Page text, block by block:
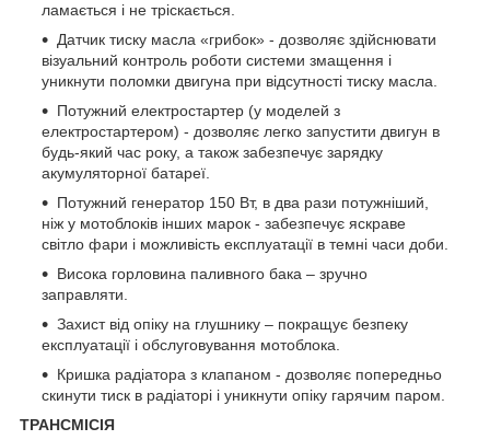
ламається і не тріскається.
Датчик тиску масла «грибок» - дозволяє здійснювати
візуальний контроль роботи системи змащення і
уникнути поломки двигуна при відсутності тиску масла.
Потужний електростартер (у моделей з
електростартером) - дозволяє легко запустити двигун в
будь-який час року, а також забезпечує зарядку
акумуляторної батареї.
Потужний генератор 150 Вт, в два рази потужніший,
ніж у мотоблоків інших марок - забезпечує яскраве
світло фари і можливість експлуатації в темні часи доби.
Висока горловина паливного бака – зручно
заправляти.
Захист від опіку на глушнику – покращує безпеку
експлуатації і обслуговування мотоблока.
Кришка радіатора з клапаном - дозволяє попередньо
скинути тиск в радіаторі і уникнути опіку гарячим паром.
ТРАНСМІСІЯ